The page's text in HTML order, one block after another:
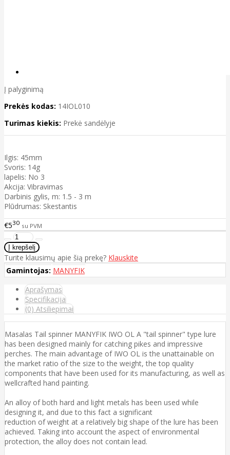
Į palyginimą
Prekės kodas: 14IOL010
Turimas kiekis: Prekė sandėlyje
Ilgis: 45mm
Svoris: 14g
lapelis: No 3
Akcija: Vibravimas
Darbinis gylis, m: 1.5 - 3 m
Plūdrumas: Skestantis
€530 su PVM
Turite klausimų apie šią prekę? Klauskite
Gamintojas: MANYFIK
Aprašymas
Specifikacija
(0) Atsiliepimai
Masalas Tail spinner MANYFIK IWO OL A "tail spinner" type lure
has been designed mainly for catching pikes and impressive
perches. The main advantage of IWO OL is the unattainable on
the market ratio of the size to the weight, the top quality
components that have been used for its manufacturing, as well as
wellcrafted hand painting.
An alloy of both hard and light metals has been used while
designing it, and due to this fact a significant
reduction of weight at a relatively big shape of the lure has been
achieved. Taking into account the aspect of environmental
protection, the alloy does not contain lead.